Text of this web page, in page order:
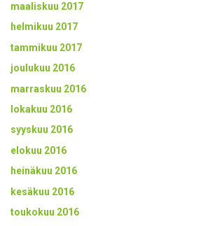
maaliskuu 2017
helmikuu 2017
tammikuu 2017
joulukuu 2016
marraskuu 2016
lokakuu 2016
syyskuu 2016
elokuu 2016
heinäkuu 2016
kesäkuu 2016
toukokuu 2016